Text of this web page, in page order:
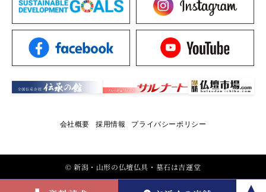
会社概要 採用情報 プライバシーポリシー
© 新潟・山形の仏壇仏具・墓石は吉運堂